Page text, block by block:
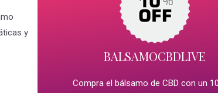
y
BALSAMOCBDLIVE
Compra el bálsamo de CBD con un